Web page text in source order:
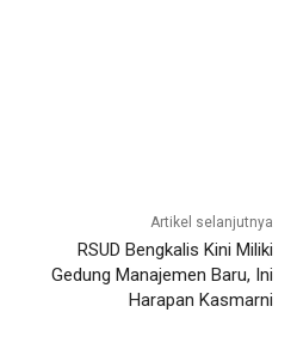
Artikel selanjutnya
RSUD Bengkalis Kini Miliki
Gedung Manajemen Baru, Ini
Harapan Kasmarni